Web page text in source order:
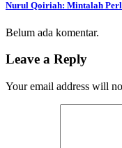
Nurul Qoiriah: Mintalah
Belum ada komentar.
Leave a Reply
Your email address will